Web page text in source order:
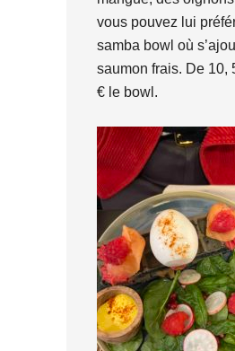
vous pouvez lui
samba bowl où
saumon frais. De 10,
€ le bowl.